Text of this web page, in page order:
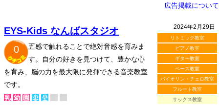
広告掲載について
2024年2月29日
リトミック教室
ピアノ教室
ギター教室
ベース教室
バイオリン・チェロ教室
フルート教室
サックス教室
EYS-Kids なんばスタジオ
0
五感で触れることで絶対音感を育みま
す。自分の好きを見つけて、豊かな心
を育み、脳の力を最大限に発揮できる音楽教室
です。